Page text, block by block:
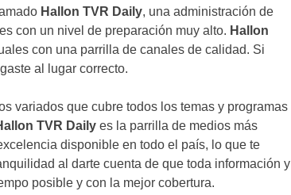
Hallon TVR Daily, una administración de
con un nivel de preparación muy alto. Hallon
con una parrilla de canales de calidad. Si
al lugar correcto.
variados que cubre todos los temas y programas
TVR Dailyes la parrilla de medios más
disponible en todo el país, lo que te
al darte cuenta de que toda información y
posible y con la mejor cobertura.